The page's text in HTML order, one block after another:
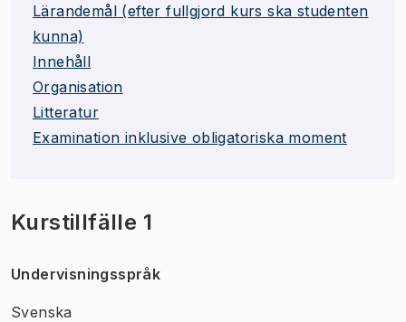
Lärandemål (efter fullgjord kurs ska studenten
kunna)
Innehåll
Organisation
Litteratur
Examination inklusive obligatoriska moment
Kurstillfälle 1
Undervisningsspråk
Svenska